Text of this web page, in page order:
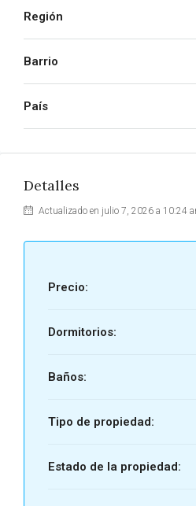
Región
Barrio
País
Detalles
Actualizado en julio 7, 2026 a 10:24
Precio:
Dormitorios:
Baños:
Tipo de propiedad:
Estado de la propiedad: